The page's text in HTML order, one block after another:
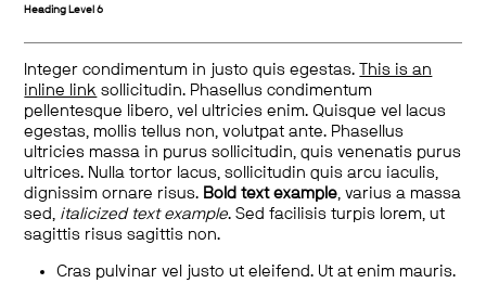
Heading Level 6
Integer condimentum in justo quis egestas.
This is an
inline link sollicitudin. Phasellus condimentum
pellentesque libero, vel ultricies enim. Quisque vel lacus
egestas, mollis tellus non, volutpat ante. Phasellus
ultricies massa in purus sollicitudin, quis venenatis purus
ultrices. Nulla tortor lacus, sollicitudin quis arcu iaculis,
dignissim ornare risus. Bold text example, varius a massa
sed, italicized text example. Sed facilisis turpis lorem, ut
sagittis risus sagittis non.
Cras pulvinar vel justo ut eleifend. Ut at enim mauris.